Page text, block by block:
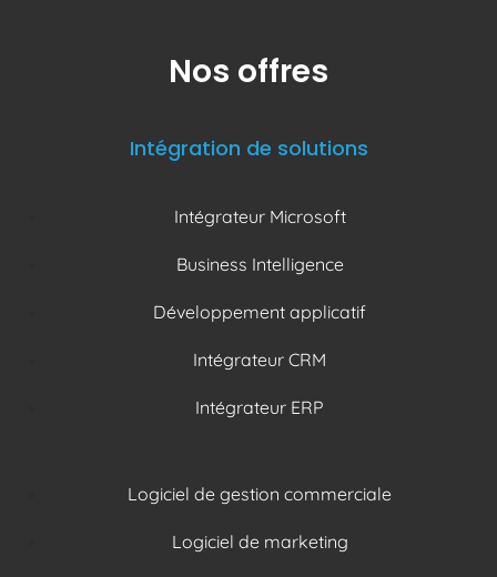
Nos offres
Intégration de solutions
Intégrateur Microsoft
Business Intelligence
Développement applicatif
Intégrateur CRM
Intégrateur ERP
Logiciel de gestion commerciale
Logiciel de marketing